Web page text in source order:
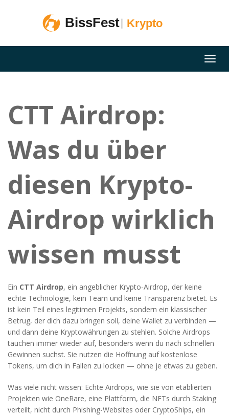
CTT Airdrop:
Was du über
diesen Krypto-
Airdrop wirklich
wissen musst
Ein CTT Airdrop, ein angeblicher Krypto-Airdrop, der keine
echte Technologie, kein Team und keine Transparenz bietet. Es
ist kein Teil eines legitimen Projekts, sondern ein klassischer
Betrug, der dich dazu bringen soll, deine Wallet zu verbinden —
und dann deine Kryptowährungen zu stehlen. Solche Airdrops
tauchen immer wieder auf, besonders wenn du nach schnellen
Gewinnen suchst. Sie nutzen die Hoffnung auf kostenlose
Tokens, um dich in Fallen zu locken — ohne je etwas zu geben.
Was viele nicht wissen: Echte Airdrops, wie sie von etablierten
Projekten wie OneRare, eine Plattform, die NFTs durch Staking
verteilt, nicht durch Phishing-Websites oder CryptoShips, ein